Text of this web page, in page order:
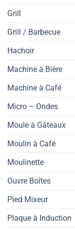
Grill
Grill / Barbecue
Hachoir
Machine à Bière
Machine à Café
Micro – Ondes
Moule à Gâteaux
Moulin à Café
Moulinette
Ouvre Boîtes
Pied Mixeur
Plaque à Induction